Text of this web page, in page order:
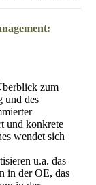
zum
und des
und konkrete
wendet sich
u.a. das
in der OE, das